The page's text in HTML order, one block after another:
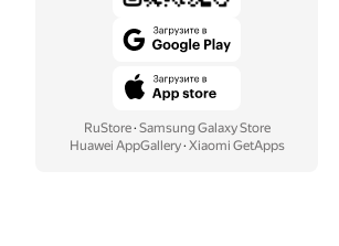
RuStore· Samsung Galaxy Store
Huawei AppGallery· Xiaomi GetApps